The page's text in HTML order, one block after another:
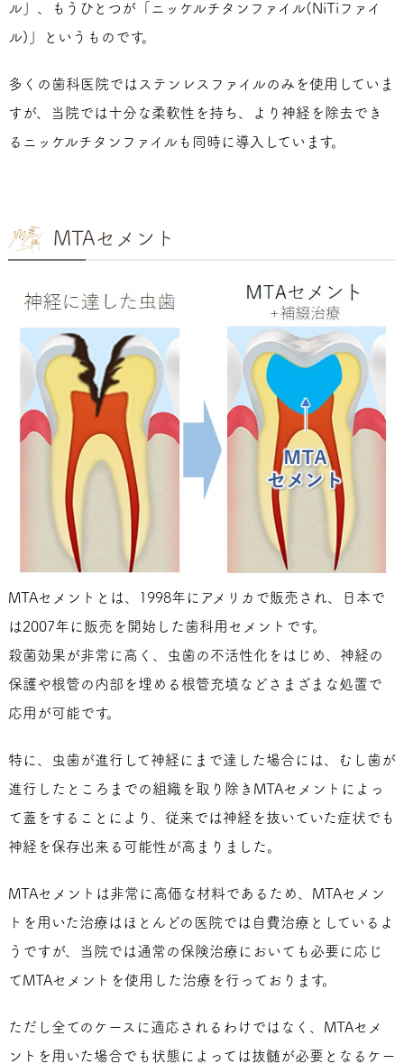
ル」、もうひとつが「ニッケルチタンファイル(NiTiファイ
ル)」というものです。
多くの歯科医院ではステンレスファイルのみを使用していま
すが、当院では十分な柔軟性を持ち、より神経を除去でき
るニッケルチタンファイルも同時に導入しています。
MTAセメント
MTAセメントとは、1998年にアメリカで販売され、日本で
は2007年に販売を開始した歯科用セメントです。
殺菌効果が非常に高く、虫歯の不活性化をはじめ、神経の
保護や根管の内部を埋める根管充填などさまざまな処置で
応用が可能です。
特に、虫歯が進行して神経にまで達した場合には、むし歯が
進行したところまでの組織を取り除きMTAセメントによっ
て蓋をすることにより、従来では神経を抜いていた症状でも
神経を保存出来る可能性が高まりました。
MTAセメントは非常に高価な材料であるため、MTAセメン
トを用いた治療はほとんどの医院では自費治療としているよ
うですが、当院では通常の保険治療においても必要に応じ
てMTAセメントを使用した治療を行っております。
ただし全てのケースに適応されるわけではなく、MTAセメ
ントを用いた場合でも状態によっては抜髄が必要となるケー